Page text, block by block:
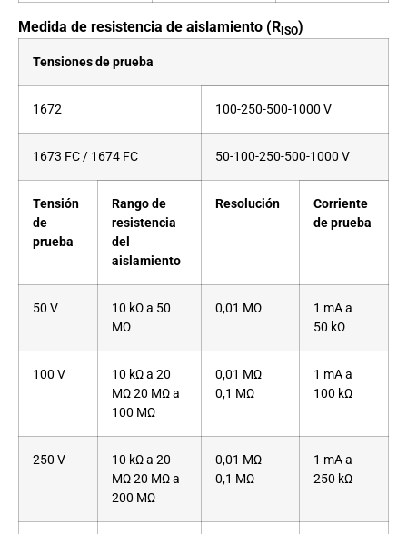
Medida de resistencia de aislamiento (RISO)
Tensiones de prueba
1672 100-250-500-1000 V
1673 FC / 1674 FC 50-100-250-500-1000 V
Tensión
de
prueba
Rango de
resistencia
del
aislamiento
Resolución
Corriente
de prueba
50 V
10 kΩ a 50
MΩ
0,01 MΩ
1 mA a
50 kΩ
100 V
10 kΩ a 20
MΩ 20 MΩ a
100 MΩ
0,01 MΩ
0,1 MΩ
1 mA a
100 kΩ
250 V
10 kΩ a 20
MΩ 20 MΩ a
200 MΩ
0,01 MΩ
0,1 MΩ
1 mA a
250 kΩ